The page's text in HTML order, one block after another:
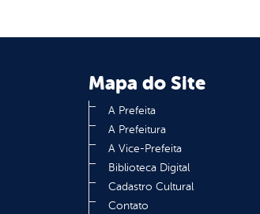
Mapa do Site
A Prefeita
A Prefeitura
A Vice-Prefeita
Biblioteca Digital
Cadastro Cultural
Contato